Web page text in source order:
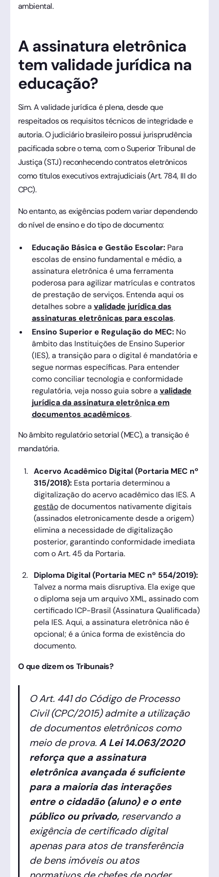
ambiental.
A assinatura eletrônica
tem validade jurídica na
educação?
Sim. A validade jurídica é plena, desde que
respeitados os requisitos técnicos de integridade e
autoria. O judiciário brasileiro possui jurisprudência
pacificada sobre o tema, com o Superior Tribunal de
Justiça (STJ) reconhecendo contratos eletrônicos
como títulos executivos extrajudiciais (Art. 784, III do
CPC).
No entanto, as exigências podem variar dependendo
do nível de ensino e do tipo de documento:
Educação Básica e Gestão Escolar:Para
escolas de ensino fundamental e médio, a
assinatura eletrônica é uma ferramenta
poderosa para agilizar matrículas e contratos
de prestação de serviços. Entenda aqui os
detalhes sobre a validade jurídica das
assinaturas eletrônicas para escolas.
Ensino Superior e Regulação do MEC:No
âmbito das Instituições de Ensino Superior
(IES), a transição para o digital é mandatória e
segue normas específicas. Para entender
como conciliar tecnologia e conformidade
regulatória, veja nosso guia sobre a validade
jurídica da assinatura eletrônica em
documentos acadêmicos.
No âmbito regulatório setorial (MEC), a transição é
mandatória.
Acervo Acadêmico Digital (Portaria MEC nº
315/2018): Esta portaria determinou a
digitalização do acervo acadêmico das IES. A
gestãode documentos nativamente digitais
(assinados eletronicamente desde a origem)
elimina a necessidade de digitalização
posterior, garantindo conformidade imediata
com o Art. 45 da Portaria.
Diploma Digital (Portaria MEC nº 554/2019):
Talvez a norma mais disruptiva. Ela exige que
o diploma seja um arquivo XML, assinado com
certificado ICP-Brasil (Assinatura Qualificada)
pela IES. Aqui, a assinatura eletrônica não é
opcional; é a única forma de existência do
documento.
O que dizem os Tribunais?
O Art. 441 do Código de Processo
Civil (CPC/2015) admite a utilização
de documentos eletrônicos como
meio de prova.A Lei 14.063/2020
reforça que a assinatura
eletrônica avançada é suficiente
para a maioria das interações
entre o cidadão (aluno) e o ente
público ou privado,reservando a
exigência de certificado digital
apenas para atos de transferência
de bens imóveis ou atos